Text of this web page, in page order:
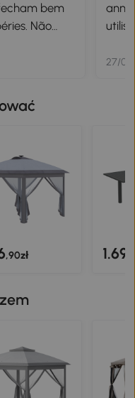
bem
Não
annoncée. Colis
27/
,90zł